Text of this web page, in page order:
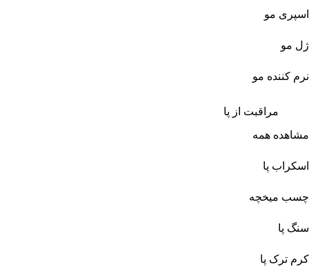
اسپری مو
ژل مو
نرم کننده مو
مراقبت از پا
مشاهده همه
اسکراب پا
چسب میخچه
سنگ پا
کرم ترک پا